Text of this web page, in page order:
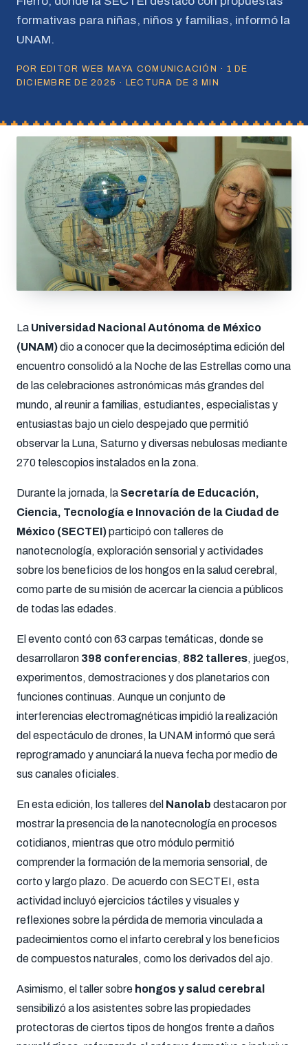
formativas para niñas, niños y familias, informó la
UNAM.
POR EDITOR WEB MAYA COMUNICACIÓN · 1 DE
DICIEMBRE DE 2025 · LECTURA DE 3 MIN
La Universidad Nacional Autónoma de México
(UNAM)dio a conocer que la decimoséptima edición del
encuentro consolidó a la Noche de las Estrellas como una
de las celebraciones astronómicas más grandes del
mundo, al reunir a familias, estudiantes, especialistas y
entusiastas bajo un cielo despejado que permitió
observar la Luna, Saturno y diversas nebulosas mediante
270 telescopios instalados en la zona.
Durante la jornada, la Secretaría de Educación,
Ciencia, Tecnología e Innovación de la Ciudad de
México (SECTEI)participó con talleres de
nanotecnología, exploración sensorial y actividades
sobre los beneficios de los hongos en la salud cerebral,
como parte de su misión de acercar la ciencia a públicos
de todas las edades.
El evento contó con 63 carpas temáticas, donde se
desarrollaron 398 conferencias, 882 talleres, juegos,
experimentos, demostraciones y dos planetarios con
funciones continuas. Aunque un conjunto de
interferencias electromagnéticas impidió la realización
del espectáculo de drones, la UNAM informó que será
reprogramado y anunciará la nueva fecha por medio de
sus canales oficiales.
En esta edición, los talleres del Nanolab destacaron por
mostrar la presencia de la nanotecnología en procesos
cotidianos, mientras que otro módulo permitió
comprender la formación de la memoria sensorial, de
corto y largo plazo. De acuerdo con SECTEI, esta
actividad incluyó ejercicios táctiles y visuales y
reflexiones sobre la pérdida de memoria vinculada a
padecimientos como el infarto cerebral y los beneficios
de compuestos naturales, como los derivados del ajo.
Asimismo, el taller sobre hongos y salud cerebral
sensibilizó a los asistentes sobre las propiedades
protectoras de ciertos tipos de hongos frente a daños